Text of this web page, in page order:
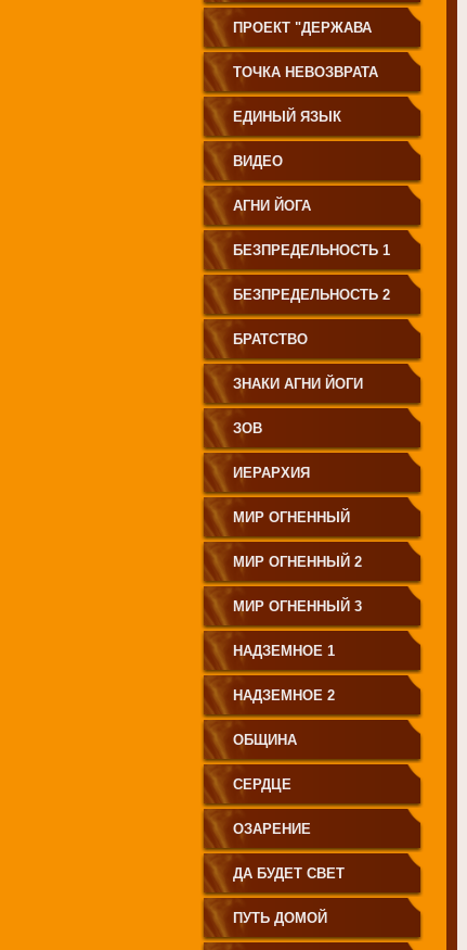
ПРОЕКТ "ДЕРЖАВА
СВЕТА"
ТОЧКА НЕВОЗВРАТА
ЕДИНЫЙ ЯЗЫК
ЧЕЛОВЕЧЕСТВА
ВИДЕО
АГНИ ЙОГА
БЕЗПРЕДЕЛЬНОСТЬ 1
БЕЗПРЕДЕЛЬНОСТЬ 2
БРАТСТВО
ЗНАКИ АГНИ ЙОГИ
ЗОВ
ИЕРАРХИЯ
МИР ОГНЕННЫЙ
МИР ОГНЕННЫЙ 2
МИР ОГНЕННЫЙ 3
НАДЗЕМНОЕ 1
НАДЗЕМНОЕ 2
ОБЩИНА
СЕРДЦЕ
ОЗАРЕНИЕ
ДА БУДЕТ СВЕТ
ПУТЬ ДОМОЙ